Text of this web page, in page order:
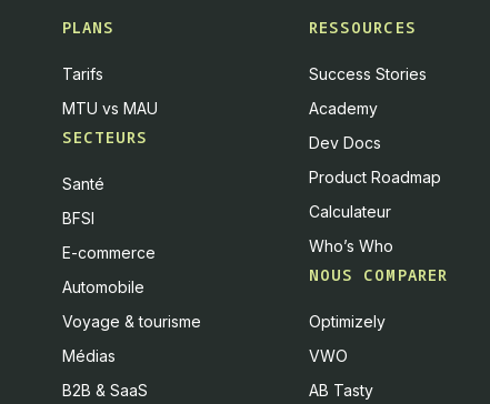
PLANS
Tarifs
MTU vs MAU
SECTEURS
Santé
BFSI
E-commerce
Automobile
Voyage & tourisme
Médias
B2B & SaaS
RESSOURCES
Success Stories
Academy
Dev Docs
Product Roadmap
Calculateur
Who’s Who
NOUS COMPARER
Optimizely
VWO
AB Tasty